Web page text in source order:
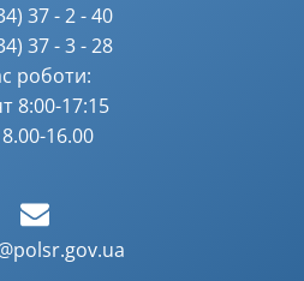
37 - 2 - 40
37 - 3 - 28
роботи:
8:00-17:15
16.00